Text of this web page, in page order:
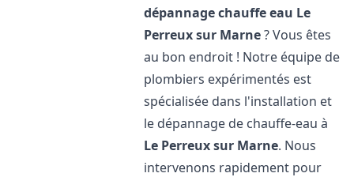
dépannage chauffe eau Le
Perreux sur Marne? Vous êtes
au bon endroit ! Notre équipe de
plombiers expérimentés est
spécialisée dans l'installation et
le dépannage de chauffe-eau à
Le Perreux sur Marne. Nous
intervenons rapidement pour